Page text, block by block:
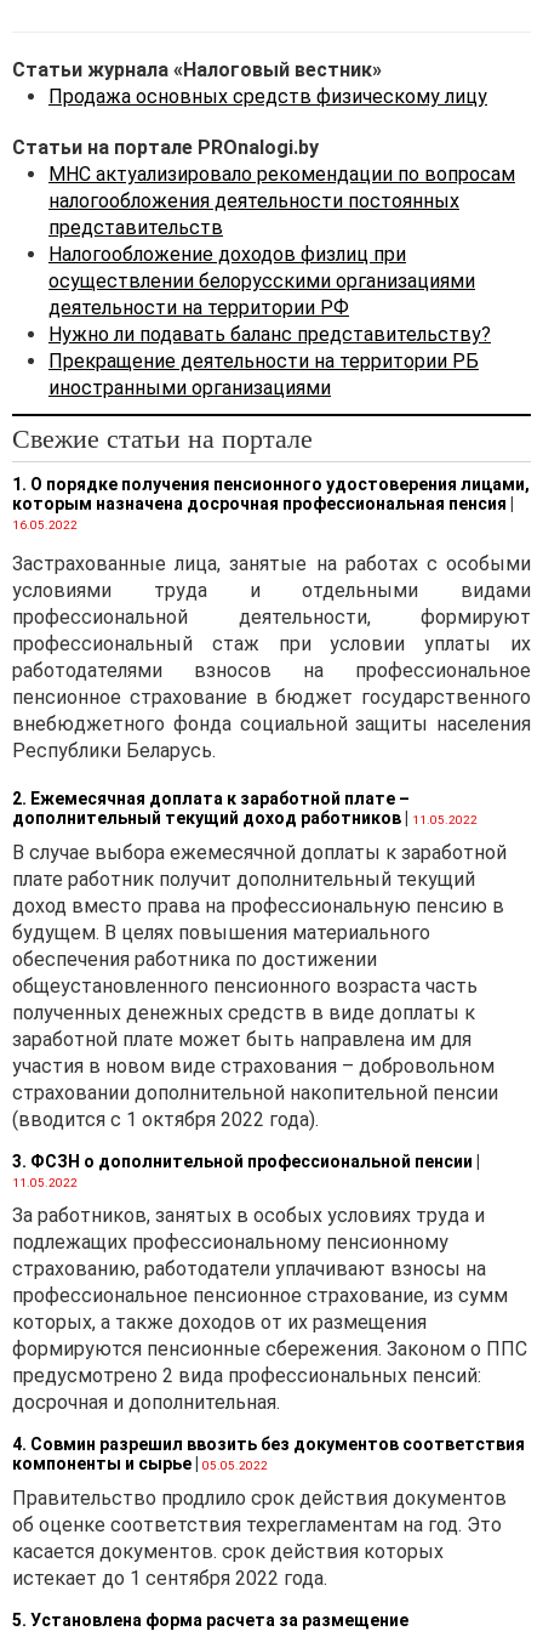
предпринимательской, и
она направлена на
источников в Беларуси, то
признается, что у
иностранной организации
представительство в
Беларуси (п. 1 ст. 180
Налогового кодекса
Республики Беларусь, далее
- НК).
иностранной организации
направлена на изучение
потребности в услугах
(работах) и (или) рынков
поиска потенциальных
партнеров,
информационной и
рекламной поддержки,
других аналогичных целей,
носит характер
дополнительной или
финансируется по смете
иностранной компанией и
не имеет целью получение
дохода, то у иностранной
организации в Беларуси
возникает налоговый
статус -
представительство.
Статьи журнала «Налоговый вестник»
Продажа основных средств физическому лицу
Статьи на портале PROnalogi.by
МНС актуализировало рекомендации по вопросам
налогообложения деятельности постоянных
представительств
Налогообложение доходов физлиц при
осуществлении белорусскими организациями
деятельности на территории РФ
Нужно ли подавать баланс представительству?
Прекращение деятельности на территории РБ
иностранными организациями
Свежие статьи на портале
1. О порядке получения пенсионного удостоверения лицами,
которым назначена досрочная профессиональная пенсия
16.05.2022
Застрахованные лица, занятые на работах с особыми
условиями труда и отдельными видами
профессиональной деятельности, формируют
профессиональный стаж при условии уплаты их
работодателями взносов на профессиональное
пенсионное страхование в бюджет государственного
внебюджетного фонда социальной защиты населения
Республики Беларусь.
2. Ежемесячная доплата к заработной плате –
дополнительный текущий доход работников
11.05.2022
В случае выбора ежемесячной доплаты к заработной
плате работник получит дополнительный текущий
доход вместо права на профессиональную пенсию в
будущем. В целях повышения материального
обеспечения работника по достижении
общеустановленного пенсионного возраста часть
полученных денежных средств в виде доплаты к
заработной плате может быть направлена им для
участия в новом виде страхования – добровольном
страховании дополнительной накопительной пенсии
(вводится с 1 октября 2022 года).
3. ФСЗН о дополнительной профессиональной пенсии
11.05.2022
За работников, занятых в особых условиях труда и
подлежащих профессиональному пенсионному
страхованию, работодатели уплачивают взносы на
профессиональное пенсионное страхование, из сумм
которых, а также доходов от их размещения
формируются пенсионные сбережения. Законом о ППС
предусмотрено 2 вида профессиональных пенсий:
досрочная и дополнительная.
4. Совмин разрешил ввозить без документов соответствия
компоненты и сырье
05.05.2022
Правительство продлило срок действия документов
об оценке соответствия техрегламентам на год. Это
касается документов. срок действия которых
истекает до 1 сентября 2022 года.
5. Установлена форма расчета за размещение